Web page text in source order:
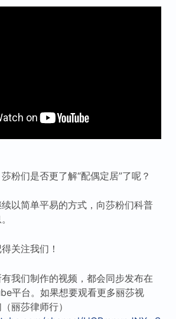
粉们是否更了解“配偶定居”了呢？
以简单平易的方式，向莎粉们科普
关注我们！
我们制作的视频，都会同步发布在
平台。如果想要观看更多丽莎视
丽莎律师行）